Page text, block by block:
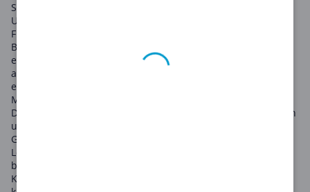
SHARE NOW ist ein Autovermietungsdienst, der rund um die
Uhr nutzbar ist, und das ohne feste Mietstationen. Mit einer
Flotte von Premium-Autos von Marken wie Mercedes-Benz,
BMW, MINI und Smart, können Sie direkt von der Straße aus
ein Auto mieten und nach Gebrauch einfach auf der Straße
abstellen. Ob Sie für ein paar Minuten, Stunden oder Tage
ein Auto benötigen, SHARE NOW hat die Lösungen für Ihre
Mobilitätsbedürfnisse.
Das Hauptziel von SHARE NOW ist es, das Autofahren einfach
und angenehm zu gestalten. Mit einer breiten Palette von
Gutscheinen und Angeboten erleichtert SHARE NOW das
Leben von Stadtbewohnern, indem es erschwingliche und
bequeme Autovermietungsmöglichkeiten bietet.
Klicken Sie auf den Gutschein, den Sie verwenden möchten,